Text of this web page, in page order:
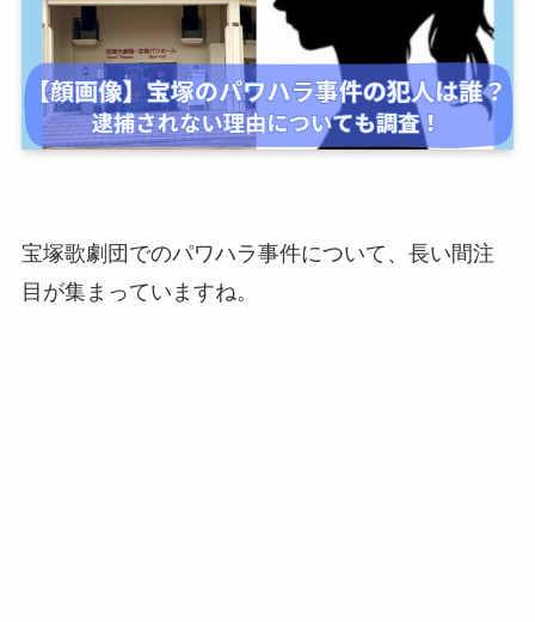
宝塚歌劇団でのパワハラ事件について、長い間注
目が集まっていますね。